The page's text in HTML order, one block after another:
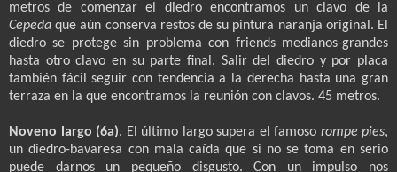
metros de comenzar el diedro encontramos un clavo de la
Cepedaque aún conserva restos de su pintura naranja original. El
diedro se protege sin problema con friends medianos-grandes
hasta otro clavo en su parte final. Salir del diedro y por placa
también fácil seguir con tendencia a la derecha hasta una gran
terraza en la que encontramos la reunión con clavos. 45 metros.
Noveno largo (6a). El último largo supera el famoso rompe pies,
un diedro-bavaresa con mala caída que si no se toma en serio
puede darnos un pequeño disgusto. Con un impulso nos